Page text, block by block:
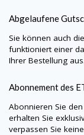
Abgelaufene
Sie können auch
funktioniert einer
Ihrer Bestellung aus.
Abonnement des
Abonnieren Sie
erhalten Sie
verpassen Sie